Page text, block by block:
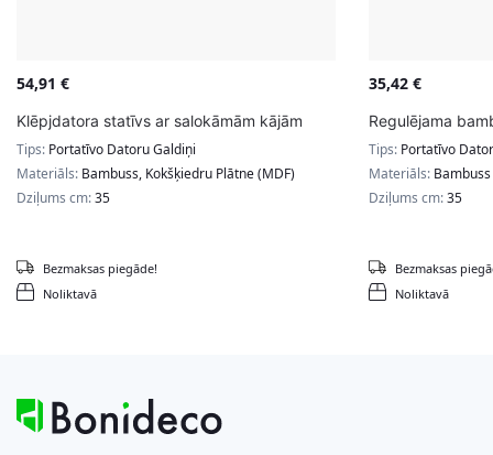
54,91 €
Klēpjdatora statīvs ar salokāmām kājām
Tips: Portatīvo Datoru Galdiņi
Materiāls: Bambuss, Kokšķiedru Plātne (MDF)
Dziļums cm:35
Noliktavā
Bezmaksas piegāde!
35,42 €
Regulējama
Tips: Portatīvo
Materiāls: Bambuss
Dziļums cm:35
Noliktavā
Bezmaksas